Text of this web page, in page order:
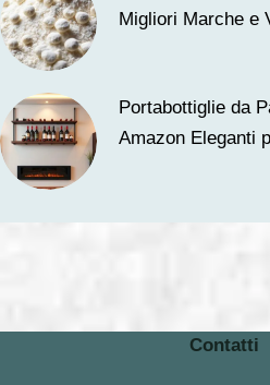
Migliori Marche e
Portabottiglie da
Amazon Eleganti
Contatti